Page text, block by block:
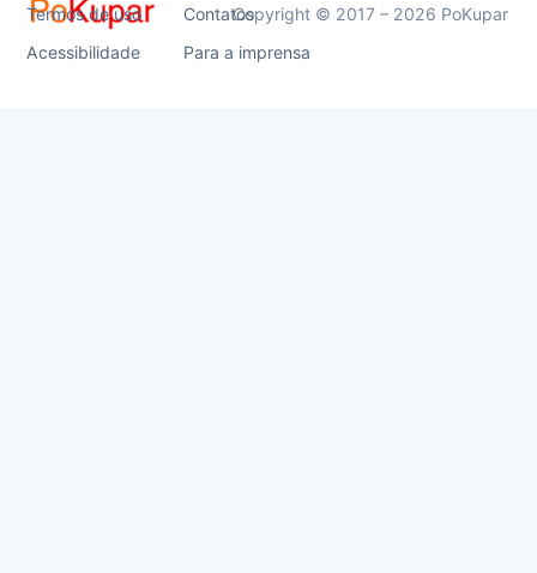
Termos de uso
Contatos
Acessibilidade
Para a imprensa
Copyright © 2017 – 2026 PoKupar